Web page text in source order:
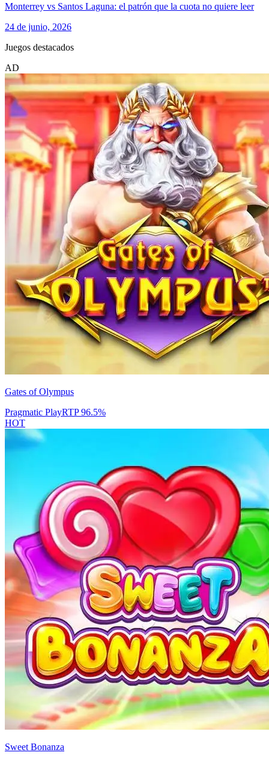
Monterrey vs Santos Laguna: el patrón que la cuota no quiere leer
24 de junio, 2026
Juegos destacados
AD
Gates of Olympus
Pragmatic PlayRTP96.5%
HOT
Sweet Bonanza